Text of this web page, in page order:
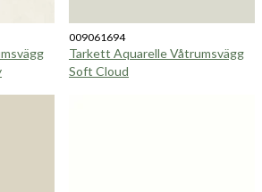
009061694
Tarkett Aquarelle Våtrumsvägg
Soft Cloud